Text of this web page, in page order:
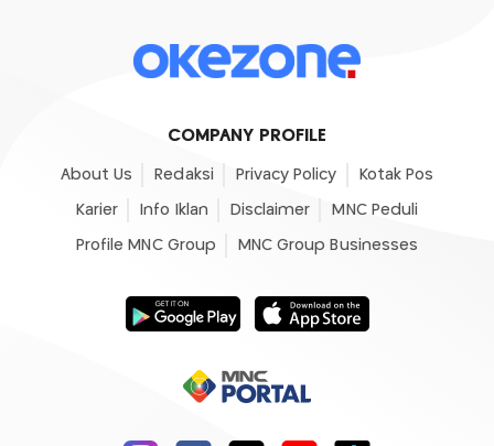
COMPANY PROFILE
About Us Redaksi Privacy Policy Kotak Pos
Karier Info Iklan Disclaimer MNC Peduli
Profile MNC Group MNC Group Businesses